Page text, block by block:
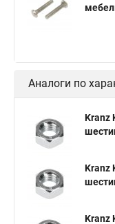
Аналоги по
Kranz
Kranz
Kranz